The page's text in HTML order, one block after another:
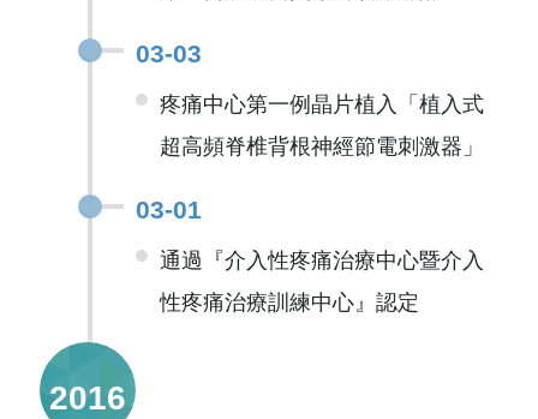
03-03
疼痛中心第一例晶片植入「植入式
超高頻脊椎背根神經節電刺激器」
03-01
通過『介入性疼痛治療中心暨介入
性疼痛治療訓練中心』認定
2016